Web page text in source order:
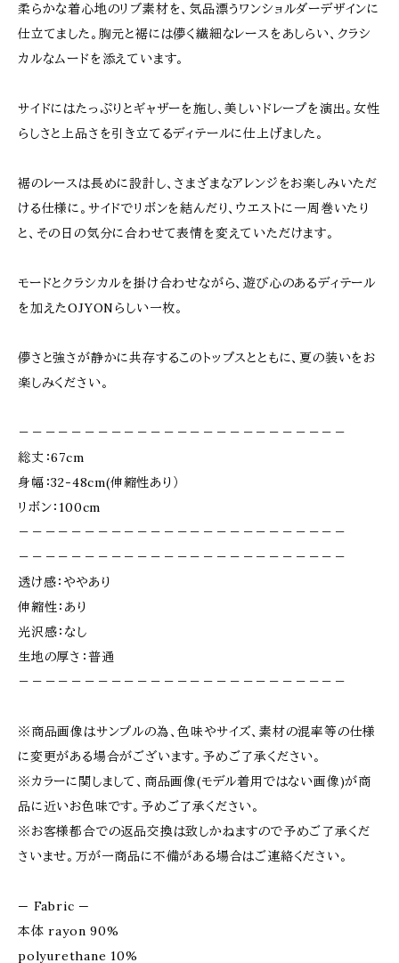
柔らかな着心地のリブ素材を、気品漂うワンショルダーデザインに
仕立てました。胸元と裾には儚く繊細なレースをあしらい、クラシ
カルなムードを添えています。
サイドにはたっぷりとギャザーを施し、美しいドレープを演出。女性
らしさと上品さを引き立てるディテールに仕上げました。
裾のレースは長めに設計し、さまざまなアレンジをお楽しみいただ
ける仕様に。サイドでリボンを結んだり、ウエストに一周巻いたり
と、その日の気分に合わせて表情を変えていただけます。
モードとクラシカルを掛け合わせながら、遊び心のあるディテール
を加えたOJYONらしい一枚。
儚さと強さが静かに共存するこのトップスとともに、夏の装いをお
楽しみください。
－－－－－－－－－－－－－－－－－－－－－－－－－
総丈：67cm
身幅：32-48cm(伸縮性あり）
リボン：100cm
－－－－－－－－－－－－－－－－－－－－－－－－－
－－－－－－－－－－－－－－－－－－－－－－－－－
透け感：ややあり
伸縮性：あり
光沢感：なし
生地の厚さ：普通
－－－－－－－－－－－－－－－－－－－－－－－－－
※商品画像はサンプルの為、色味やサイズ、素材の混率等の仕様
に変更がある場合がございます。予めご了承ください。
※カラーに関しまして、商品画像(モデル着用ではない画像)が商
品に近いお色味です。予めご了承ください。
※お客様都合での返品交換は致しかねますので予めご了承くだ
さいませ。万が一商品に不備がある場合はご連絡ください。
— Fabric —
本体 rayon 90%
polyurethane 10%